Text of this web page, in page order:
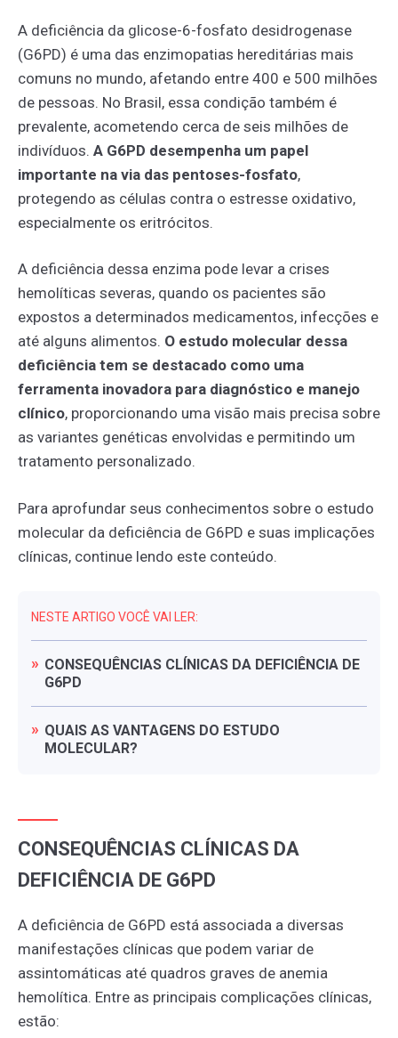
A deficiência da glicose-6-fosfato desidrogenase
(G6PD) é uma das enzimopatias hereditárias mais
comuns no mundo, afetando entre 400 e 500 milhões
de pessoas. No Brasil, essa condição também é
prevalente, acometendo cerca de seis milhões de
indivíduos. A G6PD desempenha um papel
importante na via das pentoses-fosfato,
protegendo as células contra o estresse oxidativo,
especialmente os eritrócitos.
A deficiência dessa enzima pode levar a crises
hemolíticas severas, quando os pacientes são
expostos a determinados medicamentos, infecções e
até alguns alimentos. O estudo molecular dessa
deficiência tem se destacado como uma
ferramenta inovadora para diagnóstico e manejo
clínico, proporcionando uma visão mais precisa sobre
as variantes genéticas envolvidas e permitindo um
tratamento personalizado.
Para aprofundar seus conhecimentos sobre o estudo
molecular da deficiência de G6PD e suas implicações
clínicas, continue lendo este conteúdo.
NESTE ARTIGO VOCÊ VAI LER:
CONSEQUÊNCIAS CLÍNICAS DA DEFICIÊNCIA DE
G6PD
QUAIS AS VANTAGENS DO ESTUDO
MOLECULAR?
CONSEQUÊNCIAS CLÍNICAS DA
DEFICIÊNCIA DE G6PD
A deficiência de G6PD está associada a diversas
manifestações clínicas que podem variar de
assintomáticas até quadros graves de anemia
hemolítica. Entre as principais complicações clínicas,
estão: